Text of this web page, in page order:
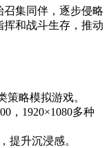
集同伴，逐步侵略
和战斗生存，推动
策略模拟游戏。
，1920×1080多种
提升沉浸感。